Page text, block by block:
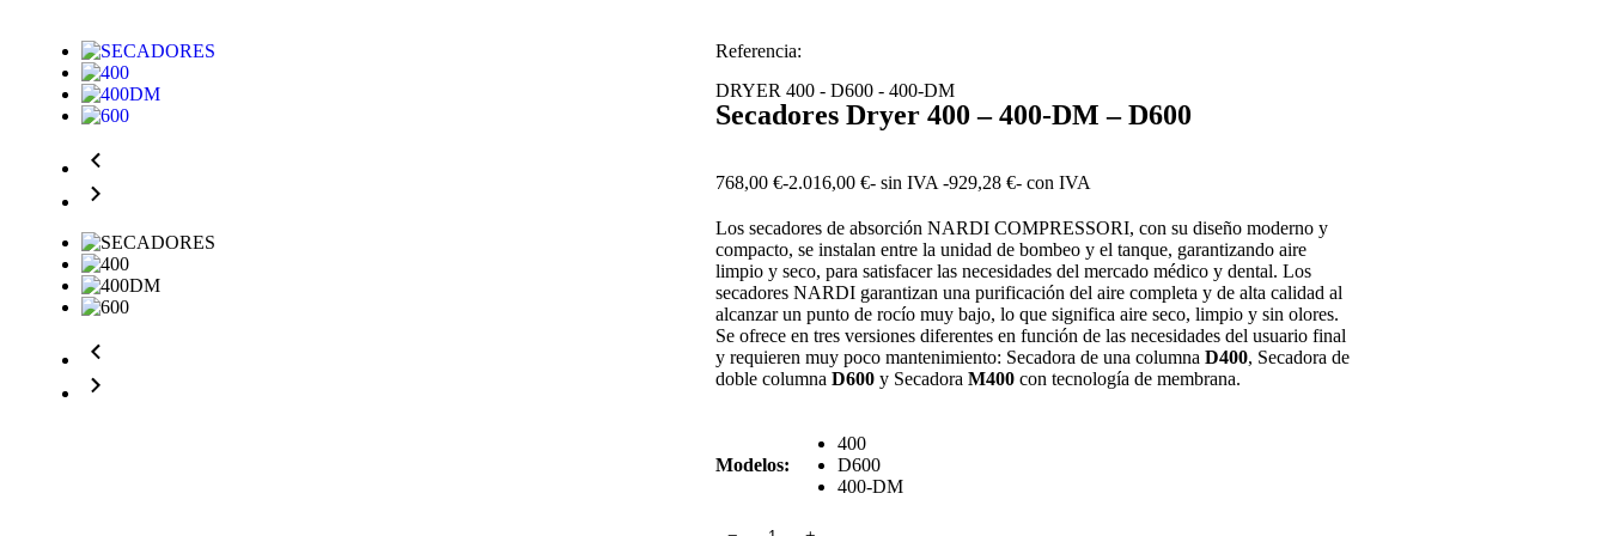
Referencia:
DRYER 400 - D600 - 400-DM
Secadores Dryer 400 – 400-DM – D600
768,00 €-2.016,00 €- sin IVA -929,28 €- con IVA
Los secadores de absorción NARDI COMPRESSORI, con su diseño moderno y
compacto, se instalan entre la unidad de bombeo y el tanque, garantizando aire
limpio y seco, para satisfacer las necesidades del mercado médico y dental. Los
secadores NARDI garantizan una purificación del aire completa y de alta calidad al
alcanzar un punto de rocío muy bajo, lo que significa aire seco, limpio y sin olores.
Se ofrece en tres versiones diferentes en función de las necesidades del usuario final
y requieren muy poco mantenimiento: Secadora de una columna D400, Secadora de
doble columna D600 y Secadora M400 con tecnología de membrana.
Modelos:
400
D600
400-DM